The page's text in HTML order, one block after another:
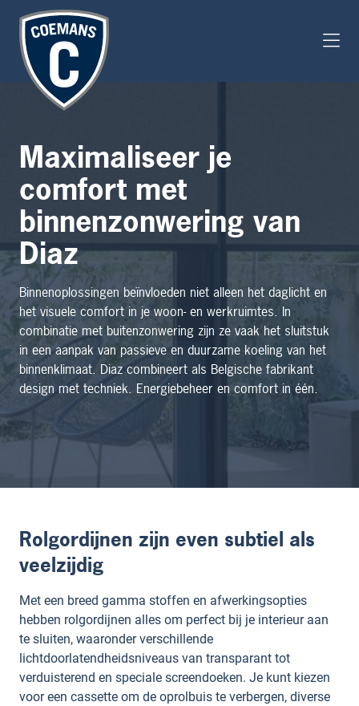
Maximaliseer je
comfort met
binnenzonwering van
Diaz
Binnenoplossingen beïnvloeden niet alleen het daglicht en
het visuele comfort in je woon- en werkruimtes. In
combinatie met buitenzonwering zijn ze vaak het sluitstuk
in een aanpak van passieve en duurzame koeling van het
binnenklimaat. Diaz combineert als Belgische fabrikant
design met techniek. Energiebeheer en comfort in één.
Rolgordijnen zijn even subtiel als
veelzijdig
Met een breed gamma stoffen en afwerkingsopties
hebben rolgordijnen alles om perfect bij je interieur aan
te sluiten, waaronder verschillende
lichtdoorlatendheidsniveaus van transparant tot
verduisterend en speciale screendoeken. Je kunt kiezen
voor een cassette om de oprolbuis te verbergen, diverse